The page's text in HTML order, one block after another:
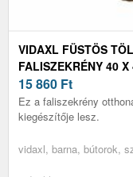
VIDAXL FÜSTÖS
FALISZEKRÉNY 40
15 860 Ft
Ez a faliszekrény
kiegészítője lesz.
vidaxl, barna, bútorok,